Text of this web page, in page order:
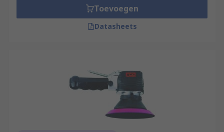
Toevoegen
Datasheets